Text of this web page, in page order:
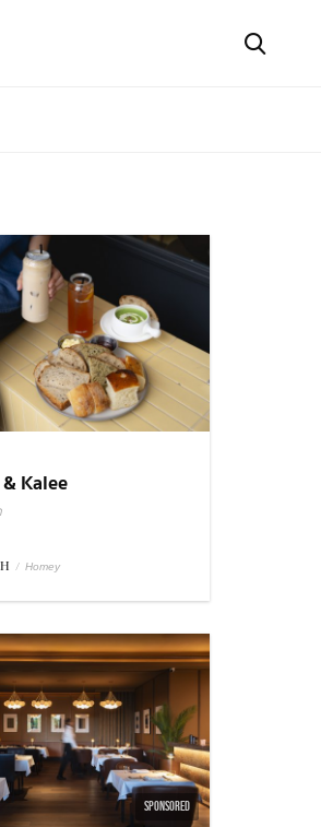
Kalee
/ Homey
SPONSORED